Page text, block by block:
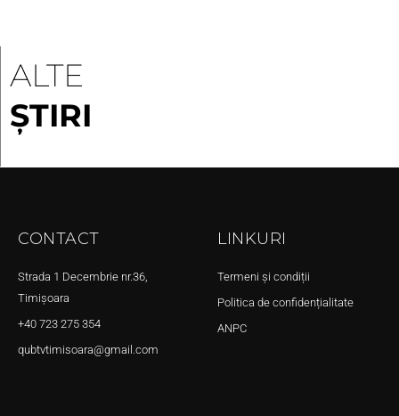
ALTE
ȘTIRI
CONTACT
Strada 1 Decembrie nr.36,
Timișoara
+40 723 275 354
qubtvtimisoara@gmail.com
LINKURI
Termeni și condiții
Politica de confidențialitate
ANPC